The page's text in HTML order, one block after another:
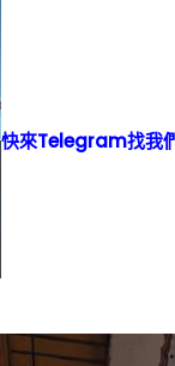
快來Telegram找我